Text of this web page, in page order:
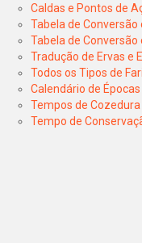
Caldas e Pontos de
Tabela de Conversão
Tabela de Conversão
Tradução de Ervas e
Todos os Tipos de
Calendário de
Tempos de
Tempo de